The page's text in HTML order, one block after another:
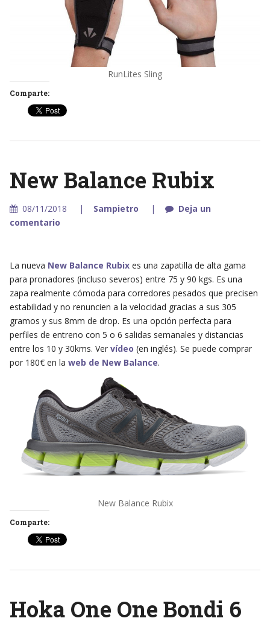
RunLites Sling
Comparte:
New Balance Rubix
08/11/2018 Sampietro
Deja un
comentario
La nueva New Balance Rubixes una zapatilla de alta gama
para pronadores (incluso severos) entre 75 y 90 kgs. Es una
zapa realmente cómoda para corredores pesados que precisen
estabilidad y no renuncien a la velocidad gracias a sus 305
gramos y sus 8mm de drop. Es una opción perfecta para
perfiles de entreno con 5 o 6 salidas semanales y distancias
entre los 10 y 30kms. Ver vídeo (en inglés). Se puede comprar
por 180€ en la web de New Balance.
New Balance Rubix
Comparte:
Hoka One One Bondi 6